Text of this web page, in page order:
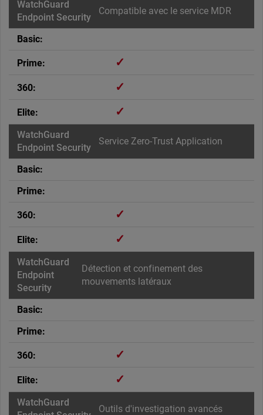
Compatible avec le service MDR
✓
✓
✓
Service Zero-Trust Application
✓
✓
Détection et confinement des
mouvements latéraux
✓
✓
Outils d'investigation avancés